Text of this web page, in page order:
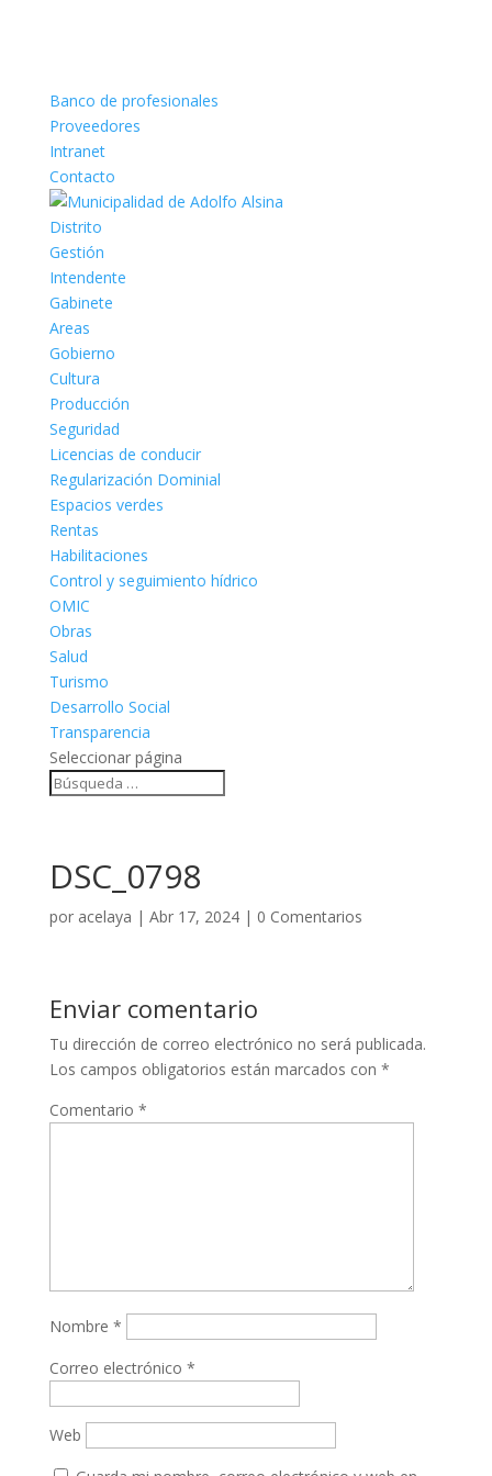
Banco de profesionales
Proveedores
Intranet
Contacto
Distrito
Gestión
Intendente
Gabinete
Areas
Gobierno
Cultura
Producción
Seguridad
Licencias de conducir
Regularización Dominial
Espacios verdes
Rentas
Habilitaciones
Control y seguimiento hídrico
OMIC
Obras
Salud
Turismo
Desarrollo Social
Transparencia
Seleccionar página
DSC_0798
por acelaya | Abr 17, 2024| 0 Comentarios
Enviar comentario
Tu dirección de correo electrónico no será publicada.
Los campos obligatorios están marcados con *
Comentario *
Nombre *
Correo electrónico *
Web